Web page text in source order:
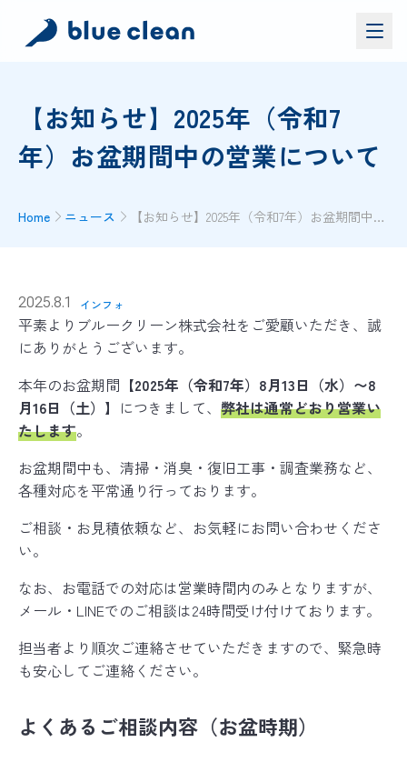
サービス
バイオリカバリー®
施工実績
お問い合わせ
お電話でのお問い合わせ
0120-552-052
バイオリカバリー ®
は米国ABRAの規格を
日本国内向けに適応した空間衛生のための規格です
【お知らせ】2025年（令和7
年）お盆期間中の営業について
Home ニュース 【お知らせ】2025年（令和7年）お盆期間中の営業について
2025.8.1 インフォ
平素よりブルークリーン株式会社をご愛顧いただき、誠
にありがとうございます。
本年のお盆期間 【2025年（令和7年）8月13日（水）〜8
月16日（土）】 につきまして、 弊社は通常どおり営業い
たします。
お盆期間中も、清掃・消臭・復旧工事・調査業務など、
各種対応を平常通り行っております。
ご相談・お見積依頼など、お気軽にお問い合わせくださ
い。
なお、お電話での対応は営業時間内のみとなりますが、
メール・LINEでのご相談は24時間受け付けております。
担当者より順次ご連絡させていただきますので、緊急時
も安心してご連絡ください。
よくあるご相談内容（お盆時期）